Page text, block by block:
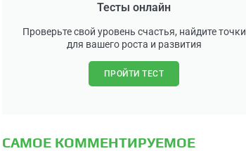
Тесты онлайн
Проверьте свой уровень счастья, найдите точки
для вашего роста и развития
ПРОЙТИ ТЕСТ
САМОЕ КОММЕНТИРУЕМОЕ